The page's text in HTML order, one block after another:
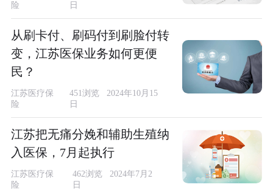
险
日
从刷卡付、刷码付到刷脸付转
变，江苏医保业务如何更便
民？
江苏医疗保
险
451浏览 2024年10月15
日
江苏把无痛分娩和辅助生殖纳
入医保，7月起执行
江苏医疗保
险
462浏览 2024年7月2
日